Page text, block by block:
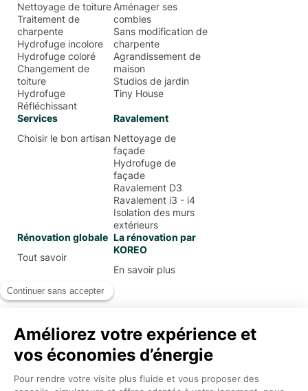
Nettoyage de toiture
Traitement de
charpente
Hydrofuge incolore
Hydrofuge coloré
Changement de
toiture
Hydrofuge
Réfléchissant
Aménager ses
combles
Sans modification de
charpente
Agrandissement de
maison
Studios de jardin
Tiny House
Services
Choisir le bon artisan
Ravalement
Nettoyage de
façade
Hydrofuge de
façade
Ravalement D3
Ravalement i3 - i4
Isolation des murs
extérieurs
Rénovation globale
Tout savoir
La rénovation par
KOREO
En savoir plus
Mentions Légales
Conditions Générales d’Utilisation
Politique de confidentialité